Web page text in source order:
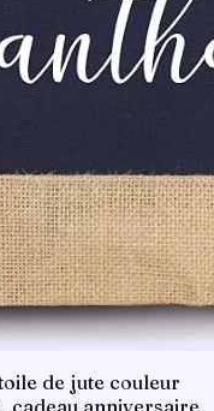
de jute couleur
cadeau anniversaire,